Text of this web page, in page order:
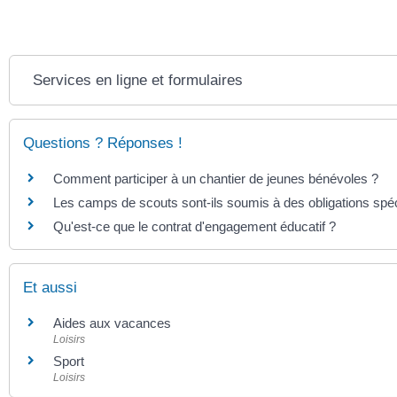
Services en ligne et formulaires
Questions ? Réponses !
Comment participer à un chantier de jeunes bénévoles ?
Les camps de scouts sont-ils soumis à des obligations
Qu'est-ce que le contrat d'engagement éducatif ?
Et aussi
Aides aux vacances
Loisirs
Sport
Loisirs